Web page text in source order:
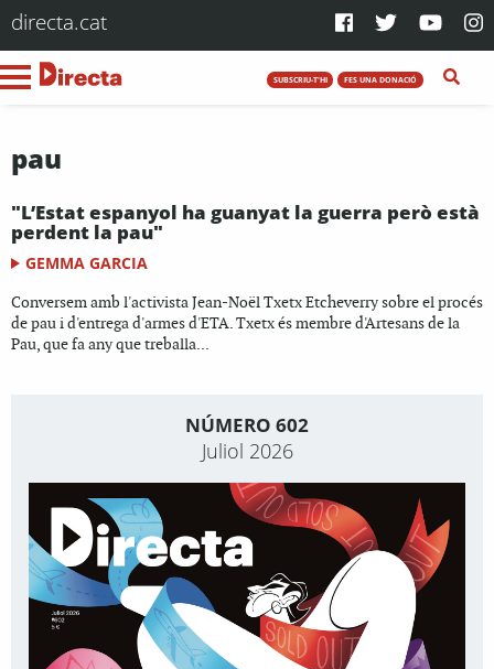
directa.cat
SUBSCRIU-T'HI FES UNA DONACIÓ
pau
"L’Estat espanyol ha guanyat la guerra però està
perdent la pau"
GEMMA GARCIA
Conversem amb l'activista Jean-Noël Txetx Etcheverry sobre el procés
de pau i d'entrega d'armes d'ETA. Txetx és membre d'Artesans de la
Pau, que fa any que treballa...
NÚMERO 602
Juliol 2026